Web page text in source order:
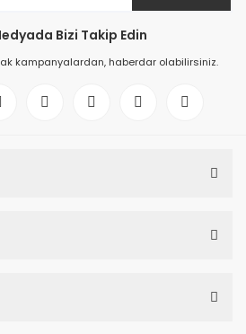
Bizi Takip Edin
kampanyalardan, haberdar olabilirsiniz.